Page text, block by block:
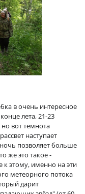
в очень интересное
лета, 21-23
вот темнота
наступает
позволяет больше
же это такое -
этому, именно на эти
метеорного потока
дарит